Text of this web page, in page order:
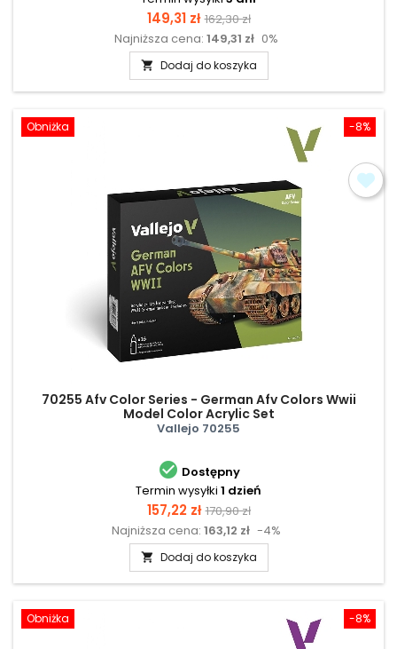
Cena
149,31 zł Cena
podstawowa
162,30 zł
Najniższa cena: 149,31 zł 0%
 Dodaj do koszyka
-8%
Obniżka
70255 Afv Color Series - German Afv Colors Wwii
Model Color Acrylic Set
Vallejo 70255
 Dostępny
Termin wysyłki 1 dzień
Cena
157,22 zł Cena
podstawowa
170,90 zł
Najniższa cena: 163,12 zł -4%
 Dodaj do koszyka
-8%
Obniżka